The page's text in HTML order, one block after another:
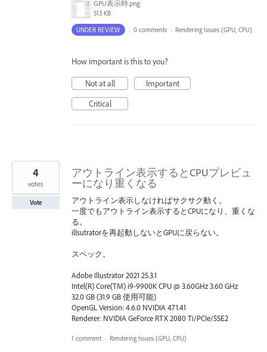
GPU表示時.png
513 KB
UNDER REVIEW · 0 comments · Rendering Issues (GPU, CPU)
How important is this to you?
Not at all
Important
Critical
アウトライン表示するとCPUプレビュ
ーになり重くなる
アウトライン表示しなければサクサク動く。
一度でもアウトライン表示するとCPUになり、重くな
る。
illsutratorを再起動しないとGPUに戻らない。
スペック。
Adobe Illustrator 2021 25.3.1
Intel(R) Core(TM) i9-9900K CPU @ 3.60GHz 3.60 GHz
32.0 GB (31.9 GB 使用可能)
OpenGL Version: 4.6.0 NVIDIA 471.41
Renderer: NVIDIA GeForce RTX 2080 Ti/PCIe/SSE2
4
votes
Vote
1 comment · Rendering Issues (GPU, CPU)